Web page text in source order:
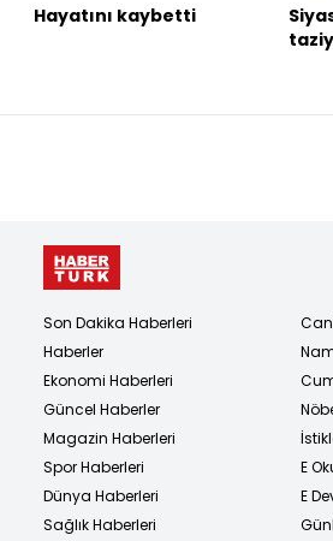
Hayatını kaybetti
Son Dakika Haberleri
Haberler
Ekonomi Haberleri
Güncel Haberler
Magazin Haberleri
Spor Haberleri
Dünya Haberleri
Sağlık Haberleri
E
E